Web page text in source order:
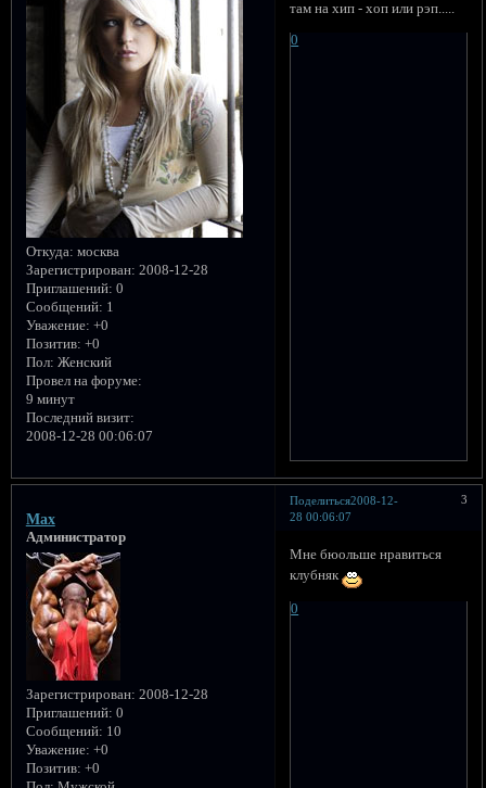
Откуда: москва
Зарегистрирован: 2008-12-28
Приглашений: 0
Сообщений: 1
Уважение: +0
Позитив: +0
Пол: Женский
Провел на форуме:
9 минут
Последний визит:
2008-12-28 00:06:07
там на хип - хоп или рэп.....
0
Поделиться 3
2008-12-
28 00:06:07
Max
Администратор
Зарегистрирован: 2008-12-28
Приглашений: 0
Сообщений: 10
Уважение: +0
Позитив: +0
Мне бюольше нравиться
клубняк
0